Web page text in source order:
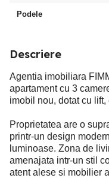
Podele
Descriere
Agentia imobiliara
apartament cu 3
imobil nou, dotat cu lift,
Proprietatea are o
printr-un design
luminoase. Zona de
amenajata intr-un stil
atent alese si mobilier